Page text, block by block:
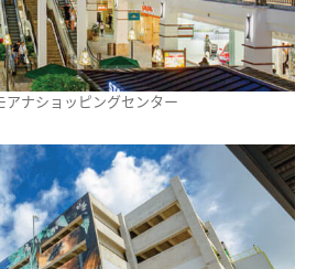
アナショッピングセンター